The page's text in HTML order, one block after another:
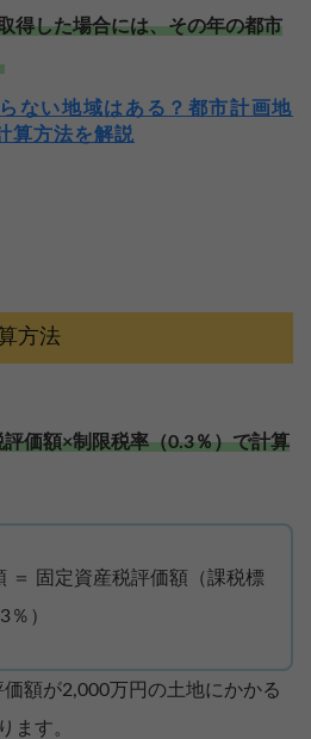
得した場合には、その年の都市
ない地域はある？都市計画地
算方法を解説
方法
価額×制限税率（0.3％）で計算
＝ 固定資産税評価額（課税標
）
額が2,000万円の土地にかかる
ます。